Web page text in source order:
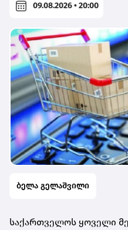
09.08.2026 • 20:00
ბელა გელაშვილი
საქართველოს ყოველი